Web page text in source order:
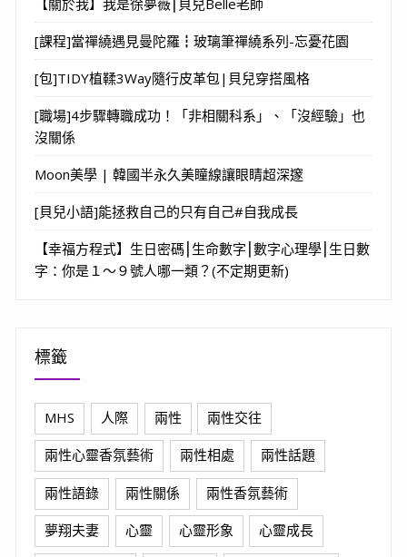
[課程]當禪繞遇見曼陀羅┇玻璃筆禪繞系列-忘憂花園
[包]TIDY植鞣3Way隨行皮革包|貝兒穿搭風格
[職場]4步驟轉職成功！「非相關科系」、「沒經驗」也
沒關係
Moon美學 | 韓國半永久美瞳線讓眼睛超深邃
[貝兒小語]能拯救自己的只有自己#自我成長
【幸福方程式】生日密碼⎮生命數字⎮數字心理學⎮生日數
字：你是１～９號人哪一類？(不定期更新)
標籤
MHS 人際 兩性 兩性交往
兩性心靈香氛藝術 兩性相處 兩性話題
兩性語錄 兩性關係 兩性香氛藝術
夢翔夫妻 心靈 心靈形象 心靈成長